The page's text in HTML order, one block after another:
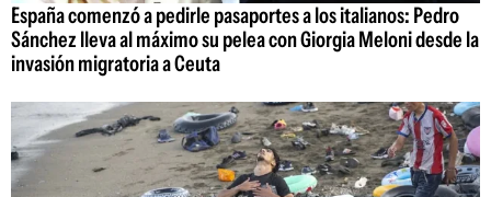
España comenzó a pedirle pasaportes a los italianos: Pedro
Sánchez lleva al máximo su pelea con Giorgia Meloni desde la
invasión migratoria a Ceuta